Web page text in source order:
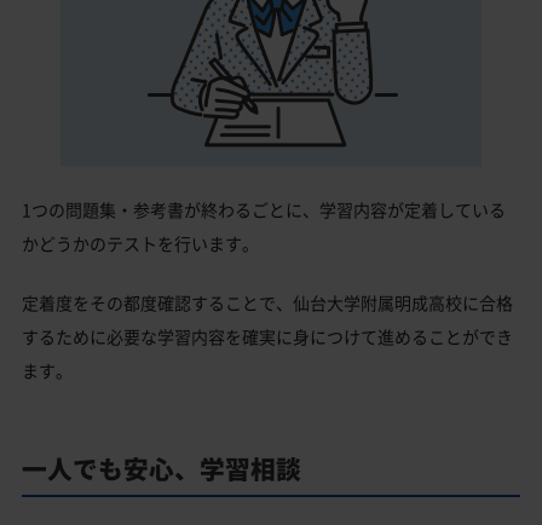
1つの問題集・参考書が終わるごとに、学習内容が定着している
かどうかのテストを行います。
定着度をその都度確認することで、仙台大学附属明成高校に合格
するために必要な学習内容を確実に身につけて進めることができ
ます。
一人でも安心、学習相談